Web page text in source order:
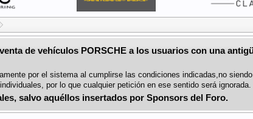
de vehículos PORSCHE a los usuarios con una
por el sistema al cumplirse las condiciones indicadas,no
por lo que cualquier petición en ese sentido será ignorada.
salvo aquéllos insertados por Sponsors del Foro.